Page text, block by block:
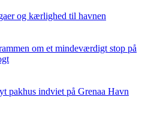
og kærlighed til havnen
om et mindeværdigt stop på
pakhus indviet på Grenaa Havn